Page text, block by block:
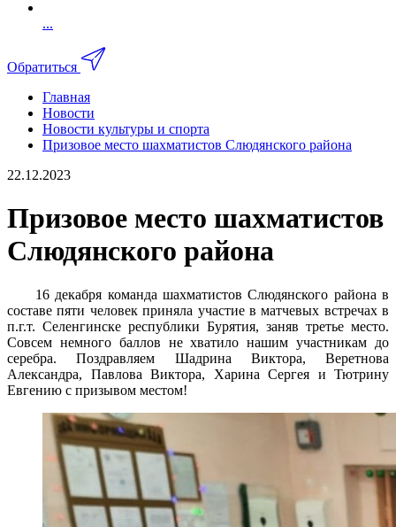
...
Обратиться
Главная
Новости
Новости культуры и спорта
Призовое место шахматистов Слюдянского района
22.12.2023
Призовое место шахматистов
Слюдянского района
16 декабря команда шахматистов Слюдянского района в
составе пяти человек приняла участие в матчевых встречах в
п.г.т. Селенгинске республики Бурятия, заняв третье место.
Совсем немного баллов не хватило нашим участникам до
серебра. Поздравляем Шадрина Виктора, Веретнова
Александра, Павлова Виктора, Харина Сергея и Тютрину
Евгению с призывом местом!